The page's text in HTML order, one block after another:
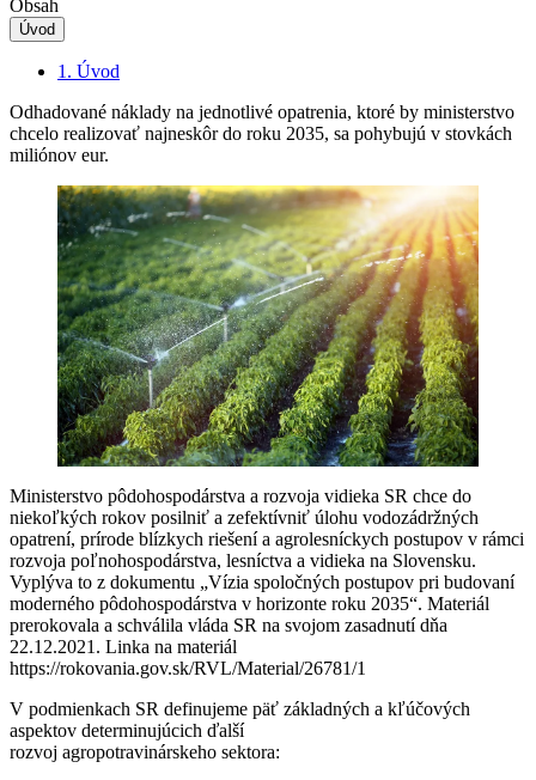
Obsah
Úvod
1. Úvod
Odhadované náklady na jednotlivé opatrenia, ktoré by ministerstvo
chcelo realizovať najneskôr do roku 2035, sa pohybujú v stovkách
miliónov eur.
Ministerstvo pôdohospodárstva a rozvoja vidieka SR chce do
niekoľkých rokov posilniť a zefektívniť úlohu vodozádržných
opatrení, prírode blízkych riešení a agrolesníckych postupov v rámci
rozvoja poľnohospodárstva, lesníctva a vidieka na Slovensku.
Vyplýva to z dokumentu „Vízia spoločných postupov pri budovaní
moderného pôdohospodárstva v horizonte roku 2035“. Materiál
prerokovala a schválila vláda SR na svojom zasadnutí dňa
22.12.2021. Linka na materiál
https://rokovania.gov.sk/RVL/Material/26781/1
V podmienkach SR definujeme päť základných a kľúčových
aspektov determinujúcich ďalší
rozvoj agropotravinárskeho sektora: